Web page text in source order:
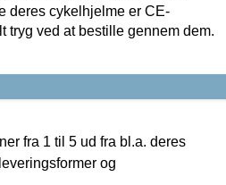
deres cykelhjelme er CE-
tryg ved at bestille gennem dem.
fra 1 til 5 ud fra bl.a. deres
og